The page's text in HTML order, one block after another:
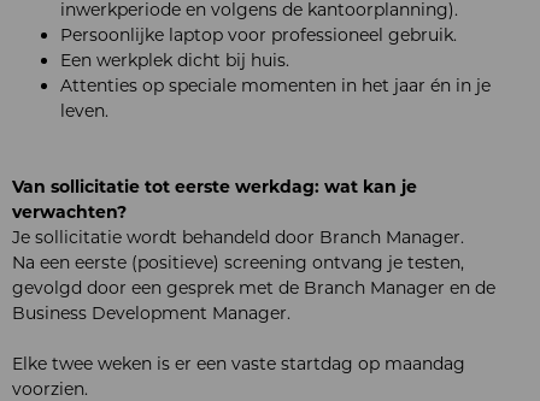
inwerkperiode en volgens de kantoorplanning).
Persoonlijke laptop voor professioneel gebruik.
Een werkplek dicht bij huis.
Attenties op speciale momenten in het jaar én in je
leven.
Van sollicitatie tot eerste werkdag: wat kan je
verwachten?
Je sollicitatie wordt behandeld door Branch Manager.
Na een eerste (positieve) screening ontvang je testen,
gevolgd door een gesprek met de Branch Manager en de
Business Development Manager.
Elke twee weken is er een vaste startdag op maandag
voorzien.